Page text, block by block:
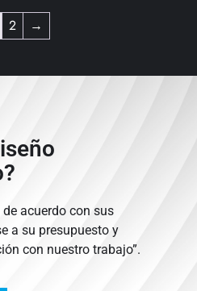
2 →
acuerdo con sus
a su presupuesto y
con nuestro trabajo”.